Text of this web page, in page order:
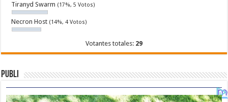
Tiranyd Swarm (17%, 5 Votos)
Necron Host (14%, 4 Votos)
Votantes totales: 29
Publi